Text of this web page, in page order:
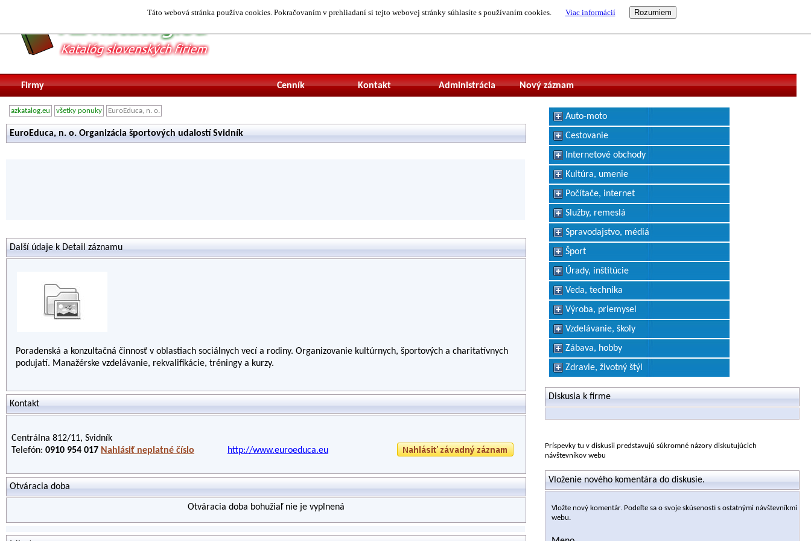
Táto webová stránka používa cookies. Pokračovaním v prehliadaní si tejto webovej stránky súhlasíte s používaním cookies. Viac informácií
Firmy Nový záznam
Administrácia
Kontakt
Cenník
azkatalog.eu všetky ponuky EuroEduca, n. o.
EuroEduca, n. o. Organizácia športových udalostí Svidník
Další údaje k Detail záznamu
Poradenská a konzultačná činnosť v oblastiach sociálnych vecí a rodiny. Organizovanie kultúrnych, športových a charitatívnych
podujatí. Manažérske vzdelávanie, rekvalifikácie, tréningy a kurzy.
Kontakt
Centrálna 812/11, Svidník
Telefón: 0910 954 017 Nahlásiť neplatné číslo http://www.euroeduca.eu
Otváracia doba
Otváracia doba bohužiaľ nie je vyplnená
Auto-moto
Cestovanie
Internetové obchody
Kultúra, umenie
Počítače, internet
Služby, remeslá
Spravodajstvo, médiá
Šport
Úrady, inštitúcie
Veda, technika
Výroba, priemysel
Vzdelávanie, školy
Zábava, hobby
Zdravie, životný štýl
Diskusia k firme
Príspevky tu v diskusii predstavujú súkromné názory diskutujúcich
návštevníkov webu
Vloženie nového komentára do diskusie.
Vložte nový komentár. Podeľte sa o svoje skúsenosti s ostatnými návštevníkmi
webu.